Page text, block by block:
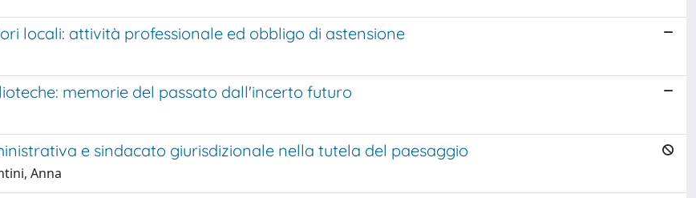
locali: attività professionale ed obbligo di astensione
memorie del passato dall'incerto futuro
e sindacato giurisdizionale nella tutela del paesaggio
Anna